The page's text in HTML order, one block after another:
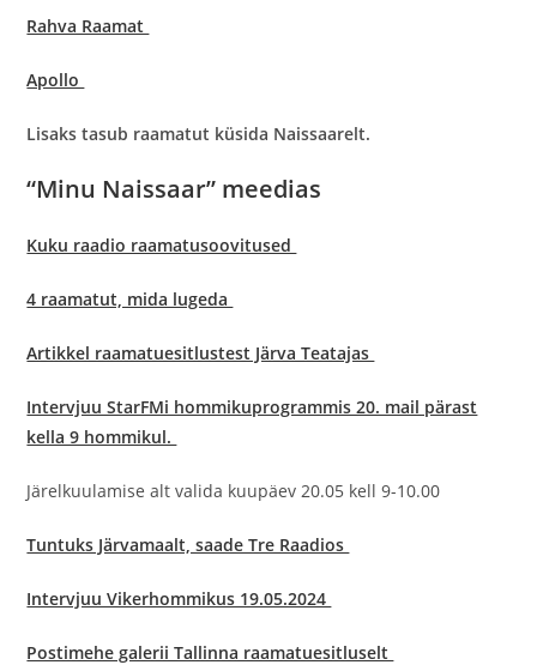
Rahva Raamat
Apollo
Lisaks tasub raamatut küsida Naissaarelt.
“Minu Naissaar” meedias
Kuku raadio raamatusoovitused
4 raamatut, mida lugeda
Artikkel raamatuesitlustest Järva Teatajas
Intervjuu StarFMi hommikuprogrammis 20. mail pärast
kella 9 hommikul.
Järelkuulamise alt valida kuupäev 20.05 kell 9-10.00
Tuntuks Järvamaalt, saade Tre Raadios
Intervjuu Vikerhommikus 19.05.2024
Postimehe galerii Tallinna raamatuesitluselt